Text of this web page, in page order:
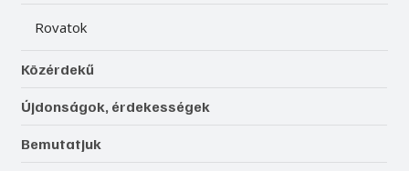
Rovatok
Közérdekű
Újdonságok, érdekességek
Bemutatjuk